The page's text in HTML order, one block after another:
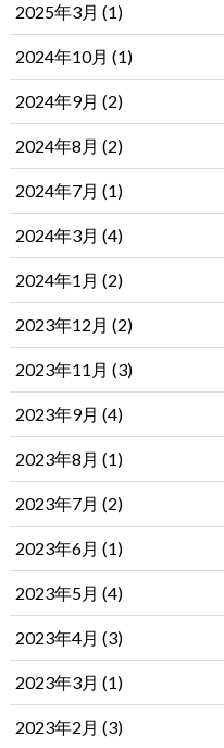
2025年3月 (1)
2024年10月 (1)
2024年9月 (2)
2024年8月 (2)
2024年7月 (1)
2024年3月 (4)
2024年1月 (2)
2023年12月 (2)
2023年11月 (3)
2023年9月 (4)
2023年8月 (1)
2023年7月 (2)
2023年6月 (1)
2023年5月 (4)
2023年4月 (3)
2023年3月 (1)
2023年2月 (3)